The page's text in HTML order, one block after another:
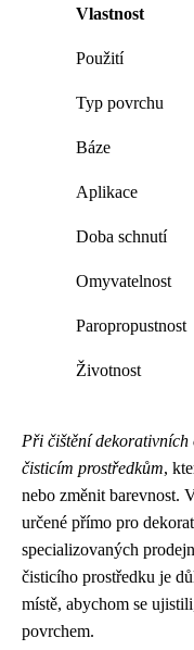
Vlastnost
Použití
Typ povrchu
Báze
Aplikace
Doba schnutí
Omyvatelnost
Paropropustnost
Životnost
Při čištění dekorativních
čisticím prostředkům,
nebo změnit barevnost.
určené přímo pro
specializovaných
čisticího prostředku je
místě, abychom se
povrchem.